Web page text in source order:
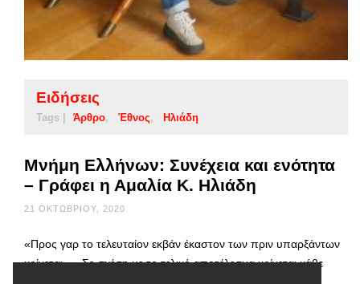
Ειδήσεις
Tags | Άρθρο Έθνος Ηλιάδη
Μνήμη Ελλήνων: Συνέχεια και ενότητα
– Γράφει η Αμαλία Κ. Ηλιάδη
21 ΟΚΤΩΒΡΊΟΥ, 2020
«Προς γαρ το τελευταίον εκβάν έκαστον των πριν υπαρξάντων
κρίνεται»=«Σε σχέση με το τελικό αποτέλεσμα κρίνεται κάθε